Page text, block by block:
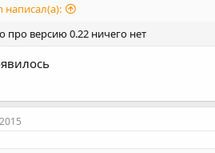
написал(а):
про версию 0.22 ничего нет